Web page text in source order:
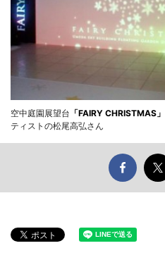
空中庭園展望台 「FAIRY CHRISTMAS」
ティストの松尾高弘さん